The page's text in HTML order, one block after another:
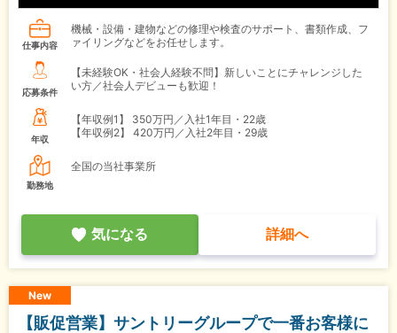
仕事内容
機械・設備・建物などの修理や検査のサポート、書類作成、フ
ァイリングなどをお任せします。
応募条件
【未経験OK・社会人経験不問】新しいことにチャレンジした
い方／社会人デビューも歓迎！
年収
【年収例1】
350万円／入社1年目・22歳
【年収例2】
420万円／入社2年目・29歳
勤務地
全国の当社事業所
気になる 詳細へ
New
【販促営業】サントリーグループで一番お客様に